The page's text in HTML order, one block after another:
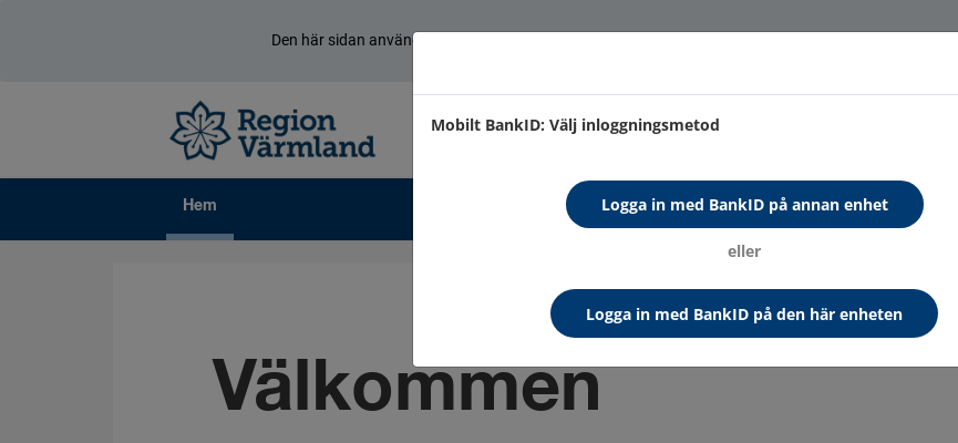
Den här sidan använder cookies. Genom att använda sidan accepterar du användning av cookies.
Hem
Mobilt BankID: Välj inloggningsmetod
Logga in med BankID på annan enhet
eller
Logga in med BankID på den här enheten
Välkommen